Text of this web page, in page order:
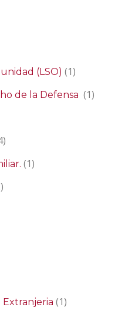
(LSO) (1)
de la Defensa (1)
(1)
(1)